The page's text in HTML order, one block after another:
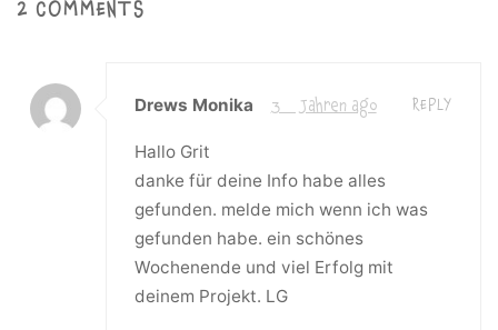
2 COMMENTS
Drews Monika 3 Jahren ago REPLY
Hallo Grit
danke für deine Info habe alles
gefunden. melde mich wenn ich was
gefunden habe. ein schönes
Wochenende und viel Erfolg mit
deinem Projekt. LG